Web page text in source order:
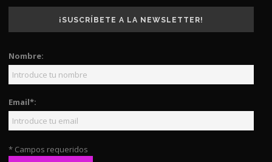
¡SUSCRÍBETE A LA NEWSLETTER!
Nombre:
Email*:
* Campos requeridos